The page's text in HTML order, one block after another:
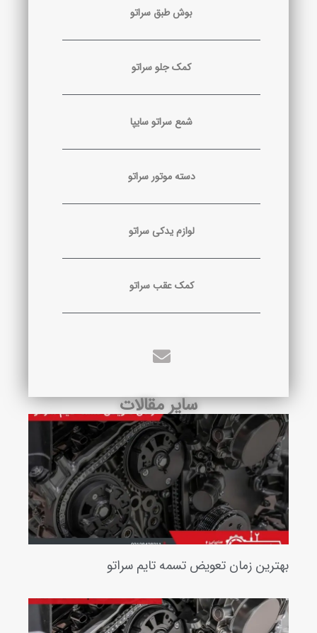
بوش طبق سراتو
کمک جلو سراتو
شمع سراتو سایپا
دسته موتور سراتو
لوازم یدکی سراتو
کمک عقب سراتو
سایر مقالات
زمان تعویض تسمه تایم سراتو